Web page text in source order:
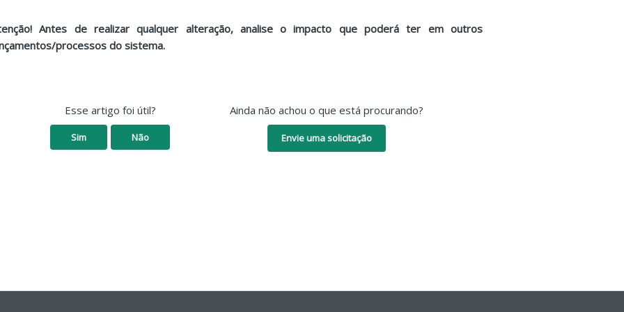
Antes de realizar qualquer alteração, analise o impacto que poderá ter em outros
processos do sistema.
Esse artigo foi útil?
Sim Não
Ainda não achou o que está procurando?
Envie uma solicitação